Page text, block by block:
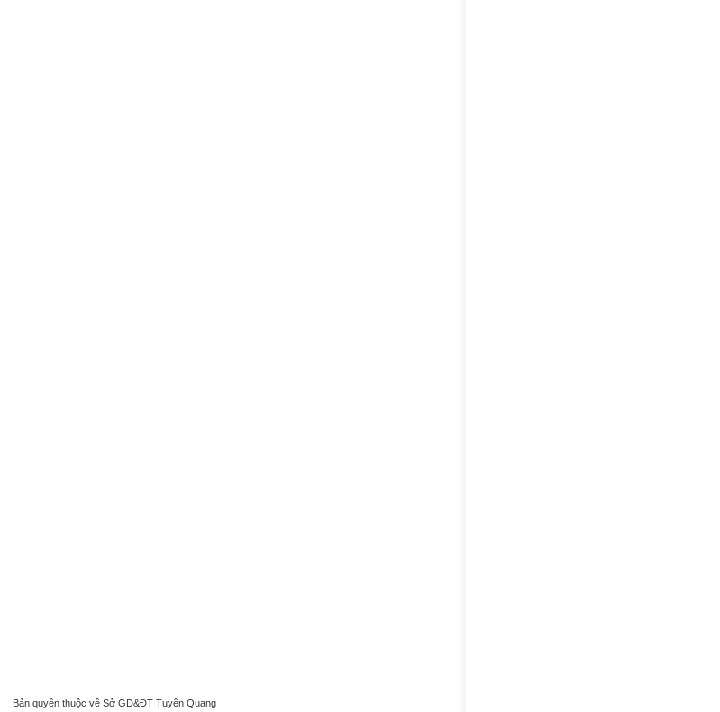
Bản quyền thuộc về Sở GD&ĐT Tuyên Quang